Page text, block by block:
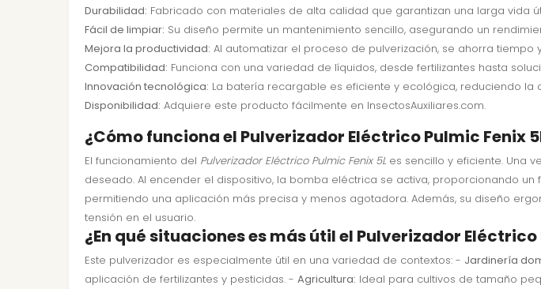
Durabilidad: Fabricado con materiales de alta calidad que garantizan una larga vida
Fácil de limpiar: Su diseño permite un mantenimiento sencillo, asegurando un
Mejora la productividad: Al automatizar el proceso de pulverización, se ahorra tiempo
Compatibilidad: Funciona con una variedad de líquidos, desde fertilizantes hasta
Innovación tecnológica: La batería recargable es eficiente y ecológica, reduciendo
Disponibilidad: Adquiere este producto fácilmente en InsectosAuxiliares.com.
¿Cómo funciona el Pulverizador Eléctrico Pulmic Fenix
El funcionamiento del Pulverizador Eléctrico Pulmic Fenix 5Les sencillo y eficiente. Una
deseado. Al encender el dispositivo, la bomba eléctrica se activa, proporcionando
permitiendo una aplicación más precisa y menos agotadora. Además, su diseño
tensión en el usuario.
¿En qué situaciones es más útil el Pulverizador Eléctrico
Este pulverizador es especialmente útil en una variedad de contextos: - Jardinería
aplicación de fertilizantes y pesticidas. - Agricultura: Ideal para cultivos de tamaño